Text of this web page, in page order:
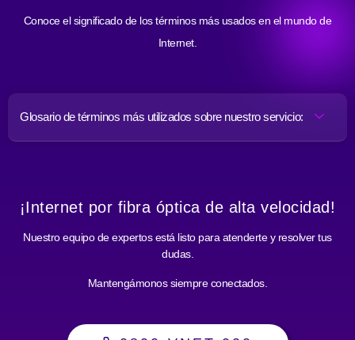
Conoce el significado de los términos más usados en el mundo de
Internet.
Glosario de términos más utilizados sobre nuestro servicio:
¡Internet por fibra óptica de alta velocidad!
Nuestro equipo de expertos está listo para atenderte y resolver tus
dudas.
Mantengámonos siempre conectados.